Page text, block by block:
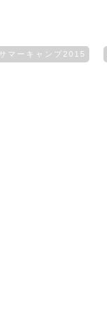
サマーキャンプ2015